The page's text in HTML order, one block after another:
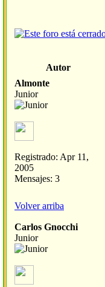
Autor
Almonte
Junior
Registrado: Apr 11,
2005
Mensajes: 3
Volver arriba
Carlos Gnocchi
Junior